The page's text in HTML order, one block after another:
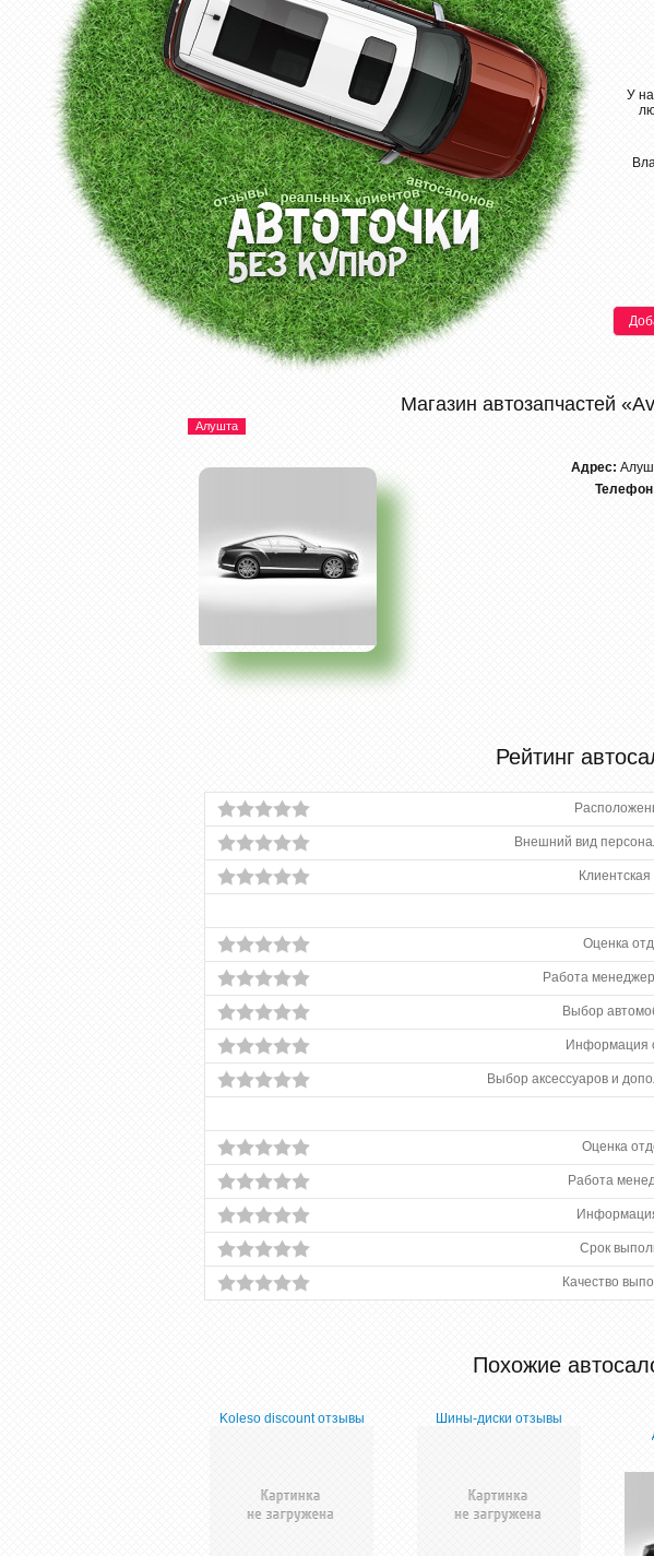
У
Магазин автозапчастей
Алушта
Адрес:
Рейтинг
Внешний вид
Оценка
Работа
Выбор
Информация
Выбор аксессуаров и
Оценка
Работа
Срок
Качество
Похожие
Koleso discount отзывы Шины-диски отзывы